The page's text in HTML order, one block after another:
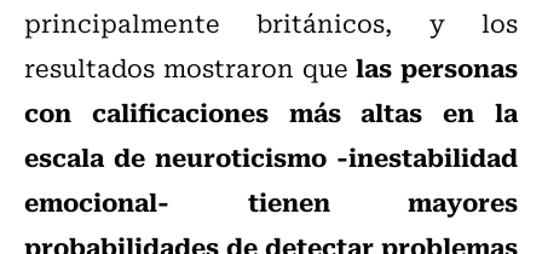
principalmente británicos, y los
resultados mostraron quelas personas
con calificaciones más altas en la
escala de neuroticismo -inestabilidad
emocional- tienen mayores
probabilidades de detectar problemas